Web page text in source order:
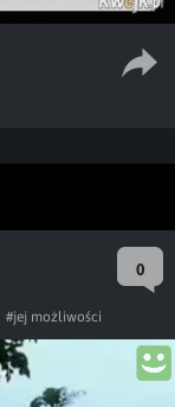
0
#jej możliwości